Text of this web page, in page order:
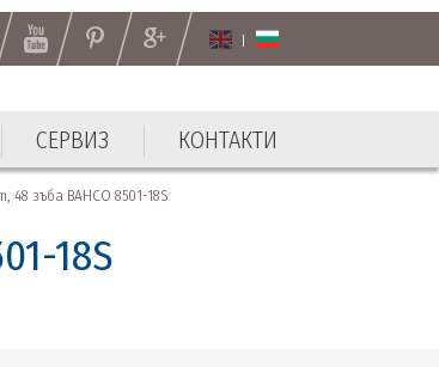
СЕРВИЗ КОНТАКТИ
зъба BAHCO 8501-18S
18S